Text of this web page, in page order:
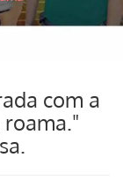
com a